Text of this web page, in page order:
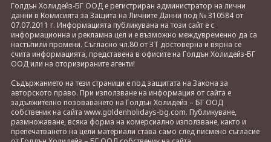
Голдън Холидейз-БГ ООД е регистриран администратор на лични
данни в Комисията за Защита на Личните Данни под № 310584 от
07.07.2011 г. Информацията публикувана на този сайт е с
информационна и рекламна цел и е възможно междувременно да са
настъпили промени. Съгласно чл.80 от ЗТ достоверна и вярна се
счита информацията, представена в офисите на Голдън Холидейз-БГ
ООД или на оторизираните агенти!
Съдържанието на тези страници е под защитата на Закона за
авторското право. При използване на информация от сайта е
задължително позоваването на Голдън Холидейз – БГ ООД
собственик на сайта www.goldenholidays-bg.com. Публикуване,
размножаване, всяка форма на комерсиално използване, както и
препечатването на цели материали става само след писмено съгласие